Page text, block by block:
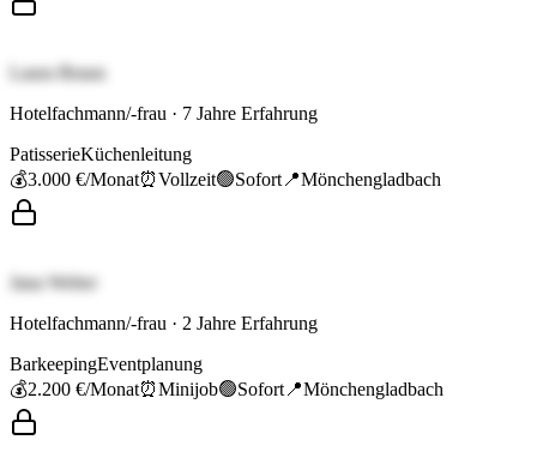
Laura Braun
Hotelfachmann/-frau · 7 Jahre Erfahrung
PatisserieKüchenleitung
💰3.000 €/Monat⏰Vollzeit🟢Sofort 📍Mönchengladbach
Jana Weber
Hotelfachmann/-frau · 2 Jahre Erfahrung
BarkeepingEventplanung
💰2.200 €/Monat⏰Minijob🟢Sofort 📍Mönchengladbach